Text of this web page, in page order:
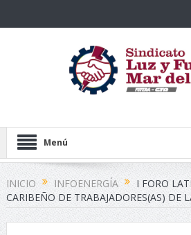
Menú
INICIO INFOENERGÍA
I FORO
CARIBEÑO DE TRABAJADORES(AS) DE